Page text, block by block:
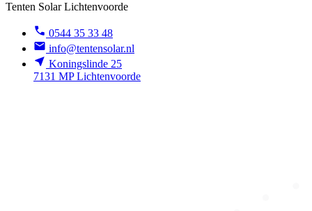
Tenten Solar Lichtenvoorde
0544 35 33 48
info@tentensolar.nl
Koningslinde 25
7131 MP Lichtenvoorde